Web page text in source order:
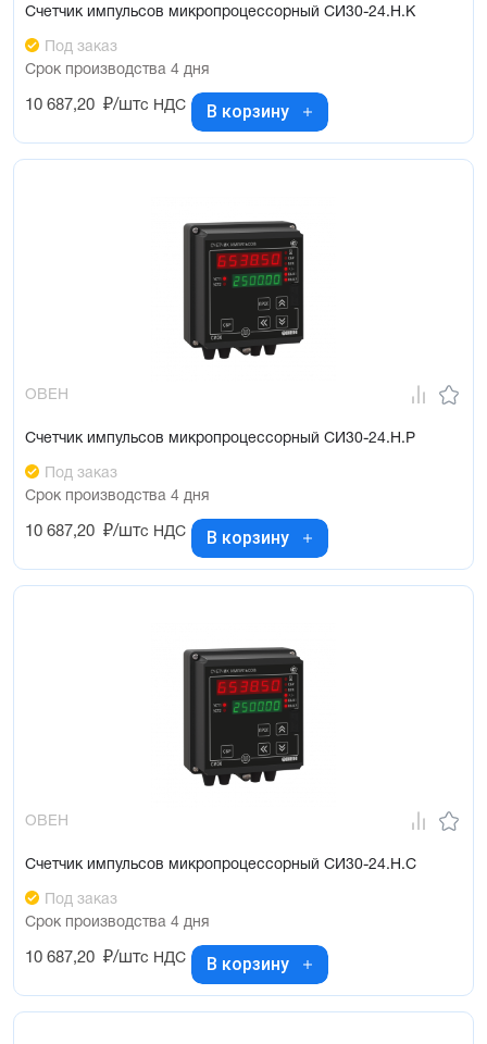
Счетчик импульсов микропроцессорный СИ30-24.Н.К
Под заказ
Срок производства 4 дня
10 687,20 ₽/штс НДС В корзину
ОВЕН
Счетчик импульсов микропроцессорный СИ30-24.Н.Р
Под заказ
Срок производства 4 дня
10 687,20 ₽/штс НДС В корзину
ОВЕН
Счетчик импульсов микропроцессорный СИ30-24.Н.С
Под заказ
Срок производства 4 дня
10 687,20 ₽/штс НДС В корзину